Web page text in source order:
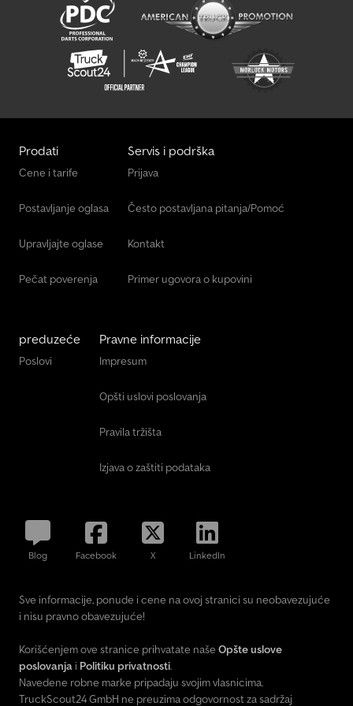
Prodati
Cene i tarife
Postavljanje oglasa
Upravljajte oglase
Pečat poverenja
Servis i podrška
Prijava
Često postavljana pitanja/Pomoć
Kontakt
Primer ugovora o kupovini
preduzeće
Poslovi
Pravne informacije
Impresum
Opšti uslovi poslovanja
Pravila tržišta
Izjava o zaštiti podataka
Blog Facebook X LinkedIn
Sve informacije, ponude i cene na ovoj stranici su neobavezujuće
i nisu pravno obavezujuće!
Korišćenjem ove stranice prihvatate naše Opšte uslove
poslovanja i Politiku privatnosti.
Navedene robne marke pripadaju svojim vlasnicima.
TruckScout24 GmbH ne preuzima odgovornost za sadržaj